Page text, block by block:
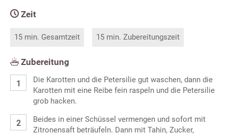
Zeit
15 min. Gesamtzeit 15 min. Zubereitungszeit
Zubereitung
Die Karotten und die Petersilie gut waschen, dann die
Karotten mit eine Reibe fein raspeln und die Petersilie
grob hacken.
Beides in einer Schüssel vermengen und sofort mit
Zitronensaft beträufeln. Dann mit Tahin, Zucker,